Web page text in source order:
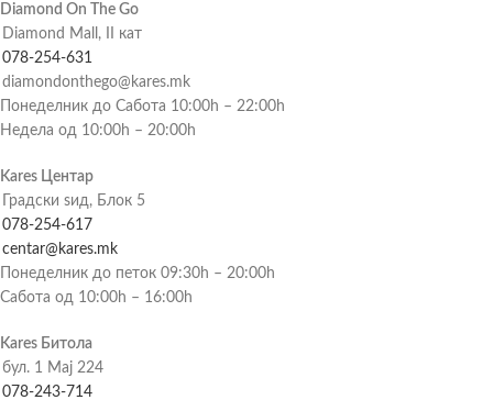
Diamond On The Go
Diamond Mall, II кат
078-254-631
diamondonthego@kares.mk
Понеделник до Сабота 10:00h – 22:00h
Недела од 10:00h – 20:00h
Kares Центар
Градски ѕид, Блок 5
078-254-617
centar@kares.mk
Понеделник до петок 09:30h – 20:00h
Сабота од 10:00h – 16:00h
Kares Битола
бул. 1 Мај 224
078-243-714